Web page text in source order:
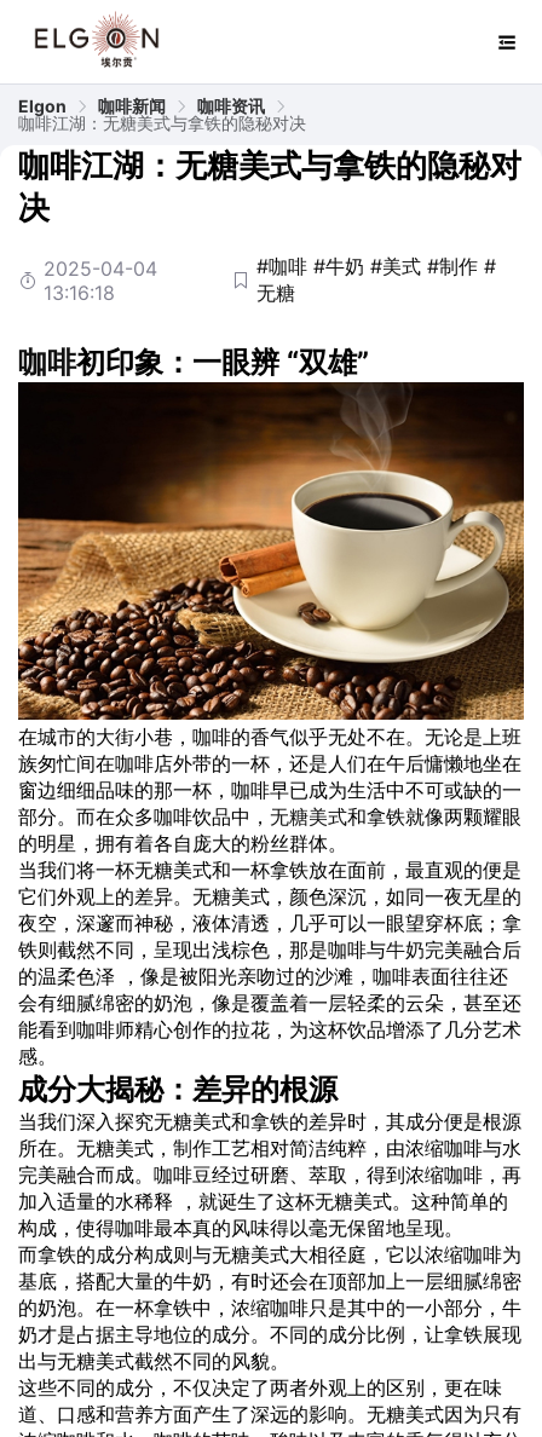
Elgon 咖啡新闻
咖啡资讯
咖啡江湖：无糖美式与拿铁的隐秘对决
咖啡江湖：无糖美式与拿铁的隐秘对
决
2025-04-04
13:16:18
#咖啡 #牛奶 #美式 #制作 #
无糖
咖啡初印象：一眼辨 “双雄”
在城市的大街小巷，咖啡的香气似乎无处不在。无论是上班
族匆忙间在咖啡店外带的一杯，还是人们在午后慵懒地坐在
窗边细细品味的那一杯，咖啡早已成为生活中不可或缺的一
部分。而在众多咖啡饮品中， 无糖美式和拿铁就像两颗耀眼
的明星，拥有着各自庞大的粉丝群体。
当我们将一杯无糖美式和一杯拿铁放在面前，最直观的便是
它们外观上的差异。无糖美式，颜色深沉，如同一夜无星的
夜空，深邃而神秘，液体清透，几乎可以一眼望穿杯底；拿
铁则截然不同，呈现出浅棕色，那是咖啡与牛奶完美融合后
的温柔色泽 ，像是被阳光亲吻过的沙滩，咖啡表面往往还
会有细腻绵密的奶泡，像是覆盖着一层轻柔的云朵，甚至还
能看到咖啡师精心创作的拉花，为这杯饮品增添了几分艺术
感。
成分大揭秘：差异的根源
当我们深入探究无糖美式和拿铁的差异时，其成分便是根源
所在。无糖美式， 制作工艺相对简洁纯粹，由浓缩咖啡与水
完美融合而成。咖啡豆经过研磨、萃取，得到浓缩咖啡，再
加入适量的水稀释 ，就诞生了这杯无糖美式。这种简单的
构成，使得咖啡最本真的风味得以毫无保留地呈现。
而拿铁的成分构成则与无糖美式大相径庭，它以浓缩咖啡为
基底，搭配大量的牛奶，有时还会在顶部加上一层细腻绵密
的奶泡。在一杯拿铁中，浓缩咖啡只是其中的一小部分，牛
奶才是占据主导地位的成分。不同的成分比例，让拿铁展现
出与无糖美式截然不同的风貌。
这些不同的成分，不仅决定了两者外观上的区别，更在味
道、口感和营养方面产生了深远的影响。无糖美式因为只有